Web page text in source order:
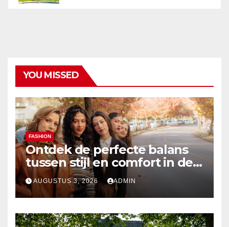
YOU MISSED
FASHION
Ontdek de perfecte balans
tussen stijl en comfort in de
nieuwste damesmode
AUGUSTUS 3, 2026 ADMIN